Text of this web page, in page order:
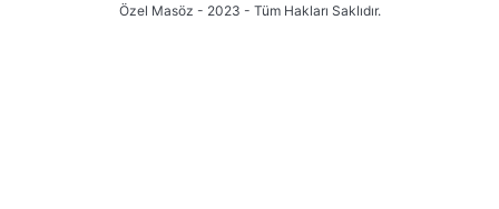
Özel Masöz - 2023 - Tüm Hakları Saklıdır.